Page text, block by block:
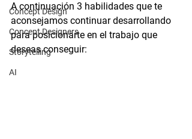
Concept Design
Concept Designers
Storytelling
AI
A continuación 3 habilidades que te
aconsejamos continuar desarrollando
para posicionarte en el trabajo que
deseas conseguir: